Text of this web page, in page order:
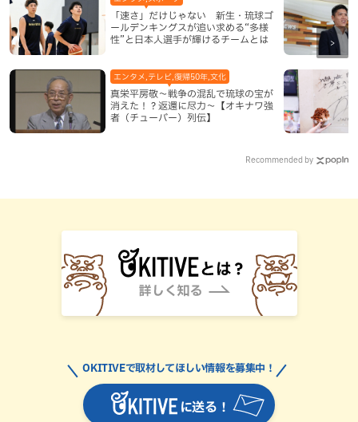
「速さ」だけじゃない 新生・琉球ゴ
ールデンキングスが追い求める“多様
性”と日本人選手が輝けるチームとは
真栄平房敬～戦争の混乱で琉球の宝が
消えた！？返還に尽力～【オキナワ強
者（チューバー）列伝】
エンタメ,テレビ,復帰50年,文化
Recommended by
に送る！
OKITIVEで取材してほしい情報を募集中！